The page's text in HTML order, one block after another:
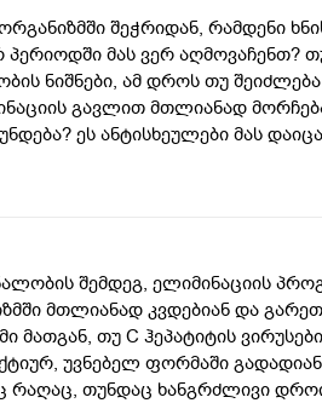
შეჭრიდან, რამდენი
პერიოდში მას ვერ აღმოვაჩენთ?
ნიშნები, ამ დროს თუ
გავლით მთლიანად
ეს ანტისხეულები მას
თუ ტესტი დადებითია? 4) თუ
ამ დროს ანტისხეულები და
შემდეგ, ელიმინაციის
მთლიანად კვდებიან და
მათგან, თუ C ჰეპატიტის
უვნებელ ფორმაში გადადიან
რაღაც, თუნდაც ხანგრძლივი